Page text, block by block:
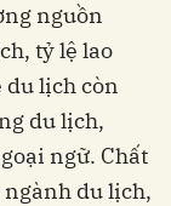
nguồn
tỷ lệ lao
du lịch còn
du lịch,
ngữ. Chất
du lịch,